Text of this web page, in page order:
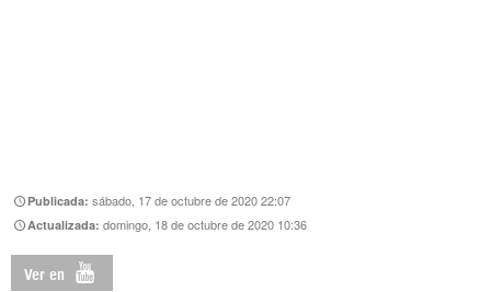
Publicada:sábado, 17 de octubre de 2020 22:07
Actualizada:domingo, 18 de octubre de 2020 10:36
Ver en